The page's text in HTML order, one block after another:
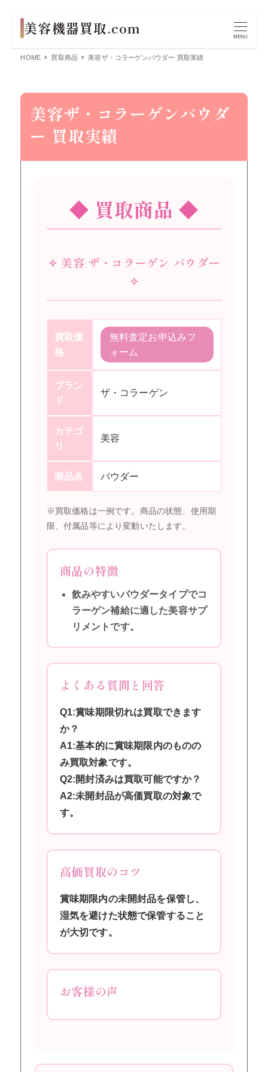
MENU
HOME 買取商品 美容ザ・コラーゲンパウダー 買取実績
美容ザ・コラーゲンパウダ
ー 買取実績
◆ 買取商品 ◆
✧ 美容 ザ・コラーゲン パウダー
✧
買取価
格
無料査定お申込みフ
ォーム
ブラン
ド
ザ・コラーゲン
カテゴ
リ
美容
商品名 パウダー
※買取価格は一例です。商品の状態、使用期
限、付属品等により変動いたします。
商品の特徴
飲みやすいパウダータイプでコ
ラーゲン補給に適した美容サプ
リメントです。
よくある質問と回答
Q1:賞味期限切れは買取できます
か？
A1:基本的に賞味期限内のものの
み買取対象です。
Q2:開封済みは買取可能ですか？
A2:未開封品が高価買取の対象で
す。
高価買取のコツ
賞味期限内の未開封品を保管し、
湿気を避けた状態で保管すること
が大切です。
お客様の声